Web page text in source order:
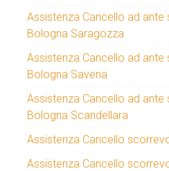
Assistenza Cancello ad ante
Bologna Saragozza
Assistenza Cancello ad ante
Bologna Savena
Assistenza Cancello ad ante
Bologna Scandellara
Assistenza Cancello
Assistenza Cancello